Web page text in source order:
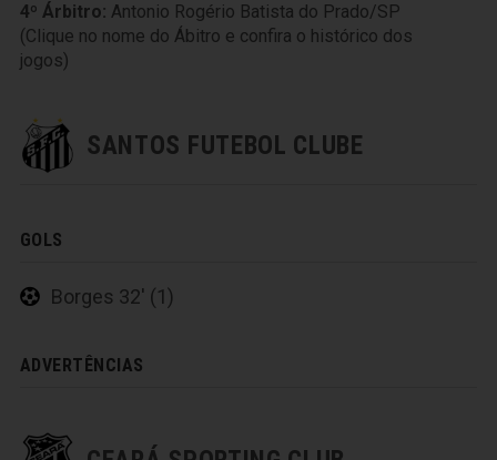
4º Árbitro: Antonio Rogério Batista do Prado/SP
(Clique no nome do Ábitro e confira o histórico dos
jogos)
SANTOS FUTEBOL CLUBE
GOLS
Borges 32' (1)
ADVERTÊNCIAS